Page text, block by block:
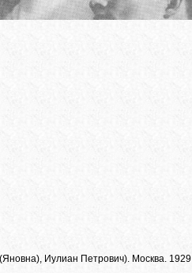
Иулиан Петрович). Москва. 1929